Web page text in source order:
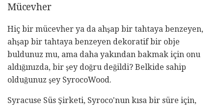
Mücevher
Hiç bir mücevher ya da ahşap bir tahtaya benzeyen,
ahşap bir tahtaya benzeyen dekoratif bir obje
buldunuz mu, ama daha yakından bakmak için onu
aldığınızda, bir şey doğru değildi? Belkide sahip
olduğunuz şey SyrocoWood.
Syracuse Süs Şirketi, Syroco'nun kısa bir süre için,